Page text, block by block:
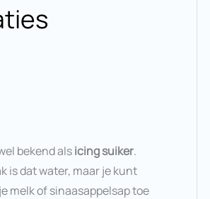
bekend alsicing suiker.
is dat water, maar je kunt
melk of sinaasappelsap toe